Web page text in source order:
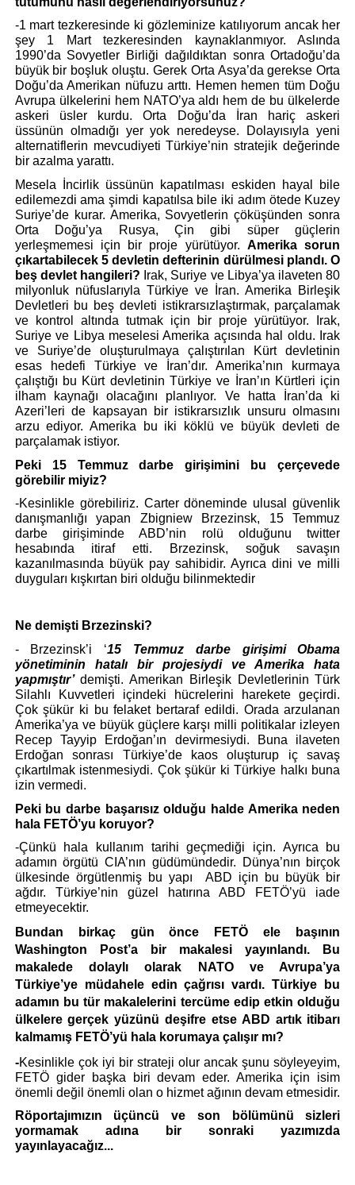
-1 mart tezkeresinde ki gözleminize katılıyorum ancak her
şey 1 Mart tezkeresinden kaynaklanmıyor. Aslında
1990’da Sovyetler Birliği dağıldıktan sonra Ortadoğu’da
büyük bir boşluk oluştu. Gerek Orta Asya’da gerekse Orta
Doğu’da Amerikan nüfuzu arttı. Hemen hemen tüm Doğu
Avrupa ülkelerini hem NATO’ya aldı hem de bu ülkelerde
askeri üsler kurdu. Orta Doğu’da İran hariç askeri
üssünün olmadığı yer yok neredeyse. Dolayısıyla yeni
alternatiflerin mevcudiyeti Türkiye’nin stratejik değerinde
bir azalma yarattı.
Mesela İncirlik üssünün kapatılması eskiden hayal bile
edilemezdi ama şimdi kapatılsa bile iki adım ötede Kuzey
Suriye’de kurar. Amerika, Sovyetlerin çöküşünden sonra
Orta Doğu’ya Rusya, Çin gibi süper güçlerin
yerleşmemesi için bir proje yürütüyor. Amerika sorun
çıkartabilecek 5 devletin defterinin dürülmesi plandı. O
beş devlet hangileri? Irak, Suriye ve Libya’ya ilaveten 80
milyonluk nüfuslarıyla Türkiye ve İran. Amerika Birleşik
Devletleri bu beş devleti istikrarsızlaştırmak, parçalamak
ve kontrol altında tutmak için bir proje yürütüyor. Irak,
Suriye ve Libya meselesi Amerika açısında hal oldu. Irak
ve Suriye’de oluşturulmaya çalıştırılan Kürt devletinin
esas hedefi Türkiye ve İran’dır. Amerika’nın kurmaya
çalıştığı bu Kürt devletinin Türkiye ve İran’ın Kürtleri için
ilham kaynağı olacağını planlıyor. Ve hatta İran’da ki
Azeri’leri de kapsayan bir istikrarsızlık unsuru olmasını
arzu ediyor. Amerika bu iki köklü ve büyük devleti de
parçalamak istiyor.
Peki 15 Temmuz darbe girişimini bu çerçevede
görebilir miyiz?
-Kesinlikle görebiliriz. Carter döneminde ulusal güvenlik
danışmanlığı yapan Zbigniew Brzezinsk, 15 Temmuz
darbe girişiminde ABD’nin rolü olduğunu twitter
hesabında itiraf etti. Brzezinsk, soğuk savaşın
kazanılmasında büyük pay sahibidir. Ayrıca dini ve milli
duyguları kışkırtan biri olduğu bilinmektedir
Ne demişti Brzezinski?
- Brzezinsk’i ‘15 Temmuz darbe girişimi Obama
yönetiminin hatalı bir projesiydi ve Amerika hata
yapmıştır’ demişti. Amerikan Birleşik Devletlerinin Türk
Silahlı Kuvvetleri içindeki hücrelerini harekete geçirdi.
Çok şükür ki bu felaket bertaraf edildi. Orada arzulanan
Amerika’ya ve büyük güçlere karşı milli politikalar izleyen
Recep Tayyip Erdoğan’ın devirmesiydi. Buna ilaveten
Erdoğan sonrası Türkiye’de kaos oluşturup iç savaş
çıkartılmak istenmesiydi. Çok şükür ki Türkiye halkı buna
izin vermedi.
Peki bu darbe başarısız olduğu halde Amerika neden
hala FETÖ’yu koruyor?
-Çünkü hala kullanım tarihi geçmediği için. Ayrıca bu
adamın örgütü CIA’nın güdümündedir. Dünya’nın birçok
ülkesinde örgütlenmiş bu yapı  ABD için bu büyük bir
ağdır. Türkiye’nin güzel hatırına ABD FETÖ’yü iade
etmeyecektir.
Bundan birkaç gün önce FETÖ ele başının
Washington Post’a bir makalesi yayınlandı. Bu
makalede dolaylı olarak NATO ve Avrupa’ya
Türkiye’ye müdahele edin çağrısı vardı. Türkiye bu
adamın bu tür makalelerini tercüme edip etkin olduğu
ülkelere gerçek yüzünü deşifre etse ABD artık itibarı
kalmamış FETÖ’yü hala korumaya çalışır mı?
-Kesinlikle çok iyi bir strateji olur ancak şunu söyleyeyim,
FETÖ gider başka biri devam eder. Amerika için isim
önemli değil önemli olan o hizmet ağının devam etmesidir.
Röportajımızın üçüncü ve son bölümünü sizleri
yormamak adına bir sonraki yazımızda
yayınlayacağız...